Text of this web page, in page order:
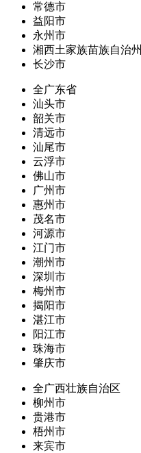
常德市
益阳市
永州市
湘西土家族苗族自治州
长沙市
全广东省
汕头市
韶关市
清远市
汕尾市
云浮市
佛山市
广州市
惠州市
茂名市
河源市
江门市
潮州市
深圳市
梅州市
揭阳市
湛江市
阳江市
珠海市
肇庆市
全广西壮族自治区
柳州市
贵港市
梧州市
来宾市